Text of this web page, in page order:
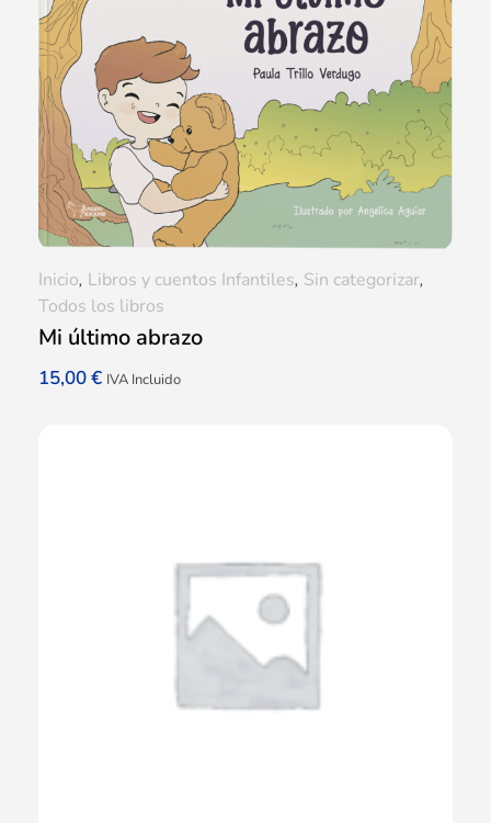
Mi último abrazo
15,00€ IVA Incluido
Inicio, Libros y cuentos Infantiles, Sin categorizar,
Todos los libros